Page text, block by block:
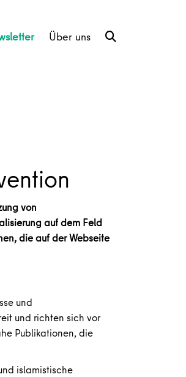
Über uns
von
auf dem Feld
die auf der Webseite
und
und richten sich vor
Publikationen, die
islamistische